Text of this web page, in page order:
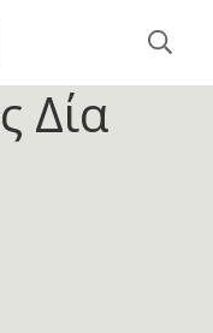
Δία